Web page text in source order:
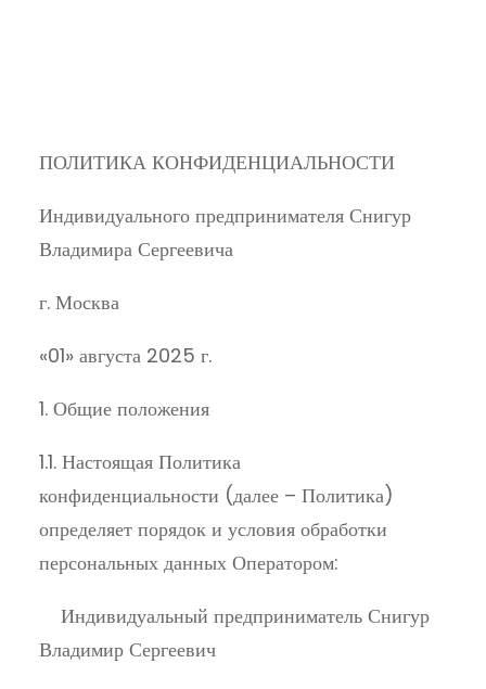
ПОЛИТИКА КОНФИДЕНЦИАЛЬНОСТИ
Индивидуального предпринимателя Снигур
Владимира Сергеевича
г. Москва
«01» августа 2025 г.
1. Общие положения
1.1. Настоящая Политика
конфиденциальности (далее – Политика)
определяет порядок и условия обработки
персональных данных Оператором:
Индивидуальный предприниматель Снигур
Владимир Сергеевич